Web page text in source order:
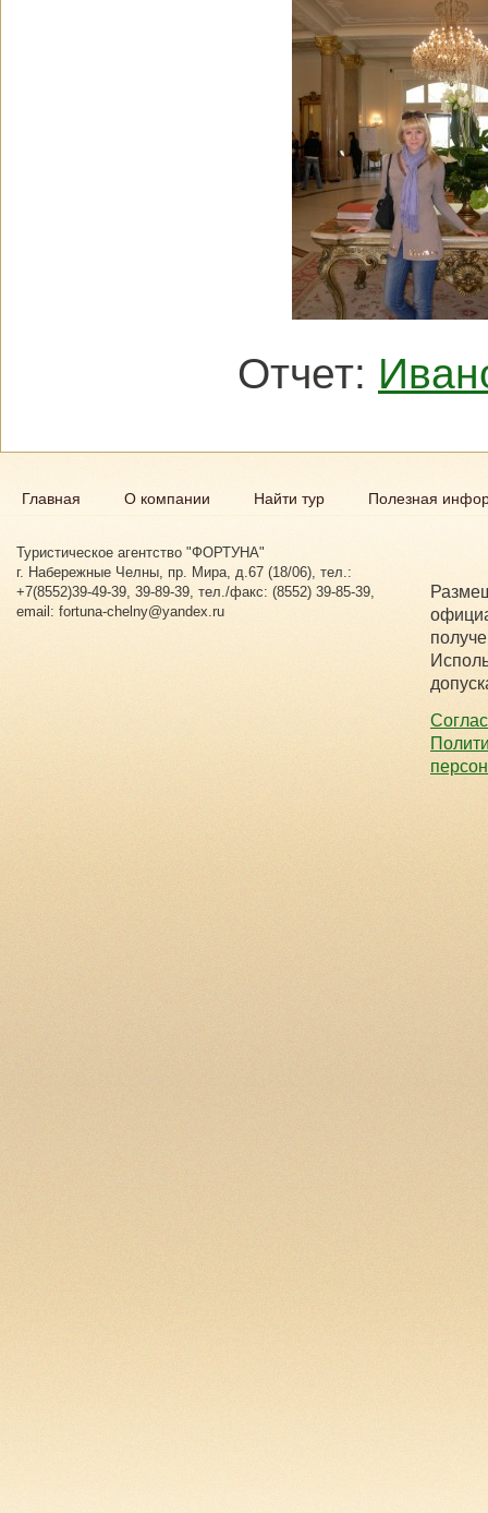
Отчет:
Главная О компании Найти тур Полезная
Туристическое агентство "ФОРТУНА"
г. Набережные Челны, пр. Мира, д.67 (18/06), тел.:
+7(8552)39-49-39, 39-89-39, тел./факс: (8552) 39-85-39,
email: fortuna-chelny@yandex.ru